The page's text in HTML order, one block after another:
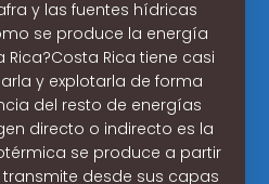
y las fuentes hídricas
se produce la energía
Rica tiene casi
y explotarla de forma
del resto de energías
directo o indirecto es la
se produce a partir
desde sus capas